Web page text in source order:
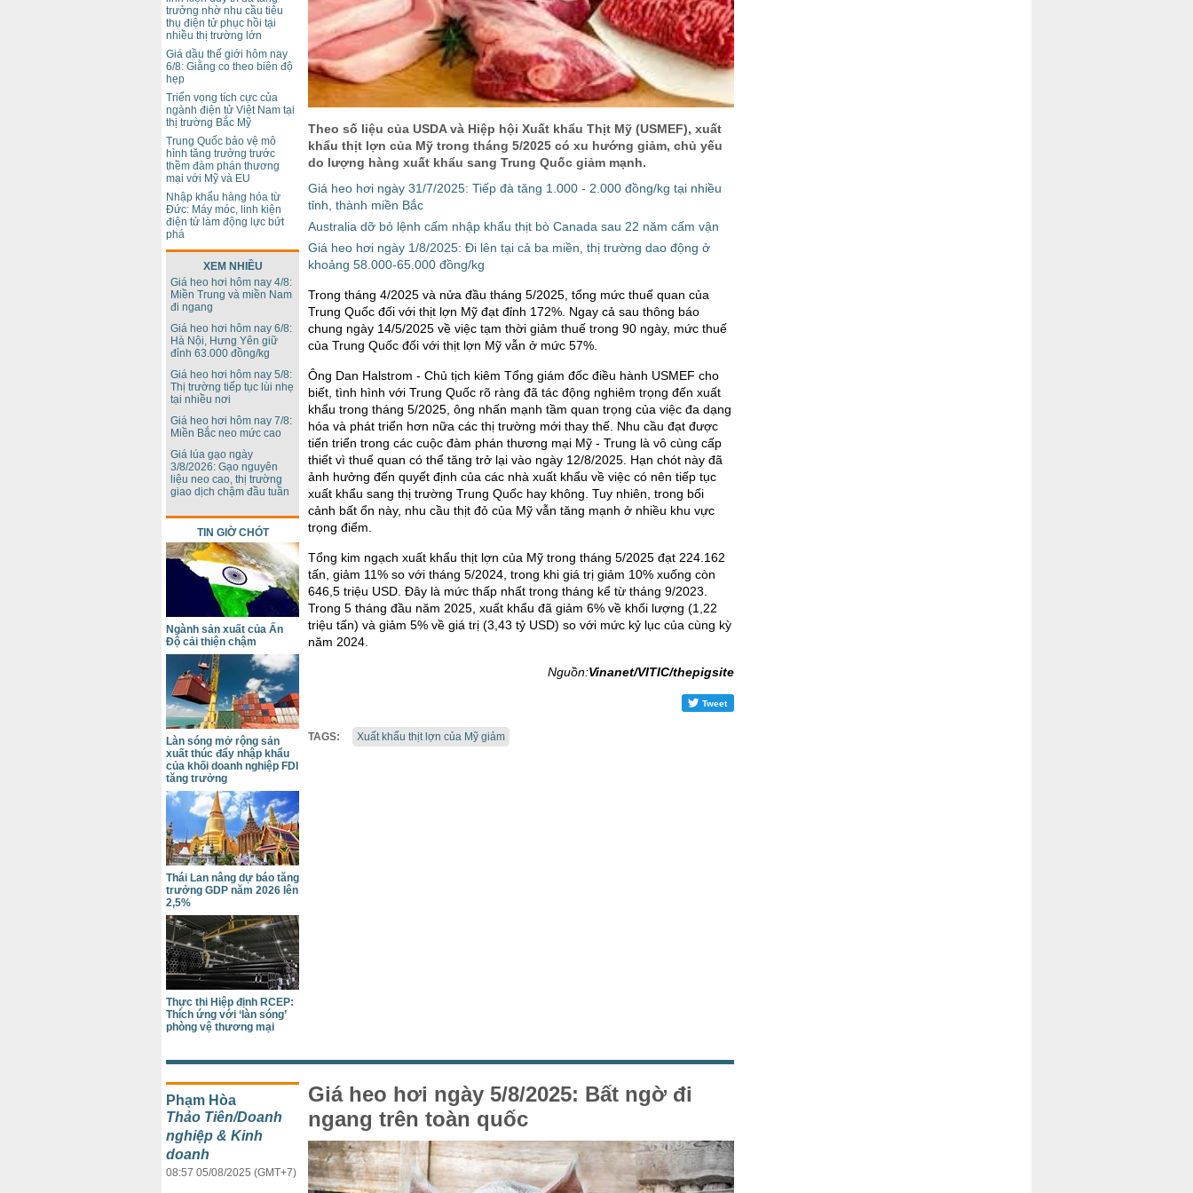
Theo số liệu của USDA và Hiệp hội Xuất khẩu Thịt Mỹ (USMEF), xuất
khẩu thịt lợn của Mỹ trong tháng 5/2025 có xu hướng giảm, chủ yếu
do lượng hàng xuất khẩu sang Trung Quốc giảm mạnh.
Giá heo hơi ngày 31/7/2025: Tiếp đà tăng 1.000 - 2.000 đồng/kg tại nhiều
tỉnh, thành miền Bắc
Australia dỡ bỏ lệnh cấm nhập khẩu thịt bò Canada sau 22 năm cấm vận
Giá heo hơi ngày 1/8/2025: Đi lên tại cả ba miền, thị trường dao động ở
khoảng 58.000-65.000 đồng/kg
Trong tháng 4/2025 và nửa đầu tháng 5/2025, tổng mức thuế quan của
Trung Quốc đối với thịt lợn Mỹ đạt đỉnh 172%. Ngay cả sau thông báo
chung ngày 14/5/2025 về việc tạm thời giảm thuế trong 90 ngày, mức thuế
của Trung Quốc đối với thịt lợn Mỹ vẫn ở mức 57%.
Ông Dan Halstrom - Chủ tịch kiêm Tổng giám đốc điều hành USMEF cho
biết, tình hình với Trung Quốc rõ ràng đã tác động nghiêm trọng đến xuất
khẩu trong tháng 5/2025, ông nhấn mạnh tầm quan trọng của việc đa dạng
hóa và phát triển hơn nữa các thị trường mới thay thế. Nhu cầu đạt được
tiến triển trong các cuộc đàm phán thương mại Mỹ - Trung là vô cùng cấp
thiết vì thuế quan có thể tăng trở lại vào ngày 12/8/2025. Hạn chót này đã
ảnh hưởng đến quyết định của các nhà xuất khẩu về việc có nên tiếp tục
xuất khẩu sang thị trường Trung Quốc hay không. Tuy nhiên, trong bối
cảnh bất ổn này, nhu cầu thịt đỏ của Mỹ vẫn tăng mạnh ở nhiều khu vực
trọng điểm.
Tổng kim ngạch xuất khẩu thịt lợn của Mỹ trong tháng 5/2025 đạt 224.162
tấn, giảm 11% so với tháng 5/2024, trong khi giá trị giảm 10% xuống còn
646,5 triệu USD. Đây là mức thấp nhất trong tháng kể từ tháng 9/2023.
Trong 5 tháng đầu năm 2025, xuất khẩu đã giảm 6% về khối lượng (1,22
triệu tấn) và giảm 5% về giá trị (3,43 tỷ USD) so với mức kỷ lục của cùng kỳ
năm 2024.
Nguồn:Vinanet/VITIC/thepigsite
Tweet
TAGS: Xuất khẩu thịt lợn của Mỹ giảm
trưởng nhờ nhu cầu tiêu
thụ điện tử phục hồi tại
nhiều thị trường lớn
Giá dầu thế giới hôm nay
6/8: Giằng co theo biên độ
hẹp
Triển vọng tích cực của
ngành điện tử Việt Nam tại
thị trường Bắc Mỹ
Trung Quốc bảo vệ mô
hình tăng trưởng trước
thềm đàm phán thương
mại với Mỹ và EU
Nhập khẩu hàng hóa từ
Đức: Máy móc, linh kiện
điện tử làm động lực bứt
phá
XEM NHIỀU
Giá heo hơi hôm nay 4/8:
Miền Trung và miền Nam
đi ngang
Giá heo hơi hôm nay 6/8:
Hà Nội, Hưng Yên giữ
đỉnh 63.000 đồng/kg
Giá heo hơi hôm nay 5/8:
Thị trường tiếp tục lùi nhẹ
tại nhiều nơi
Giá heo hơi hôm nay 7/8:
Miền Bắc neo mức cao
Giá lúa gạo ngày
3/8/2026: Gạo nguyên
liệu neo cao, thị trường
giao dịch chậm đầu tuần
TIN GIỜ CHÓT
Ngành sản xuất của Ấn
Độ cải thiện chậm
Làn sóng mở rộng sản
xuất thúc đẩy nhập khẩu
của khối doanh nghiệp FDI
tăng trưởng
Thái Lan nâng dự báo tăng
trưởng GDP năm 2026 lên
2,5%
Thực thi Hiệp định RCEP:
Thích ứng với ‘làn sóng’
phòng vệ thương mại
Giá heo hơi ngày 5/8/2025: Bất ngờ đi
ngang trên toàn quốc
Phạm Hòa
Thảo Tiên/Doanh
nghiệp & Kinh
doanh
08:57 05/08/2025 (GMT+7)